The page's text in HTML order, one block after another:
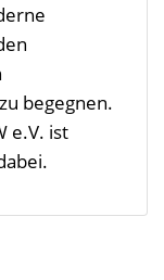
begegnen.
e.V. ist